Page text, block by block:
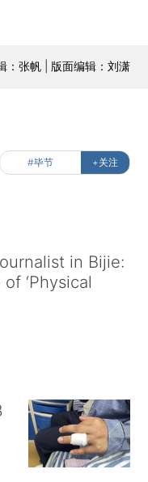
：张帆 | 版面编辑：刘潇
#毕节 +关注
in Bijie:
‘Physical